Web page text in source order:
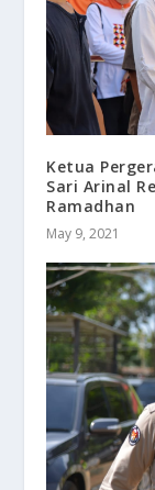
Ketua
Sari Arinal
Ramadhan
May 9, 2021